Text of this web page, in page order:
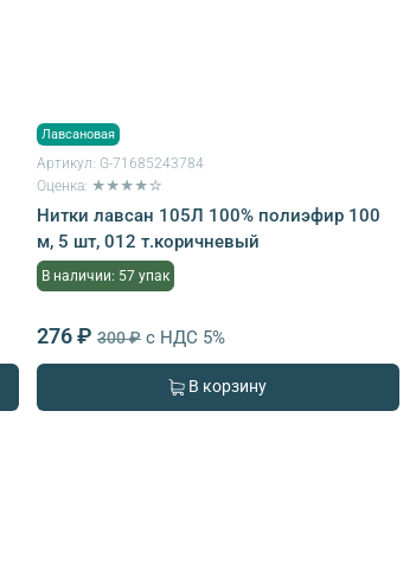
Лавсановая
Артикул: G-71685243784
Оценка: ★★★★☆
Нитки лавсан 105Л 100% полиэфир 100
м, 5 шт, 012 т.коричневый
В наличии: 57 упак
276 ₽ 300 ₽ с НДС 5%
В корзину